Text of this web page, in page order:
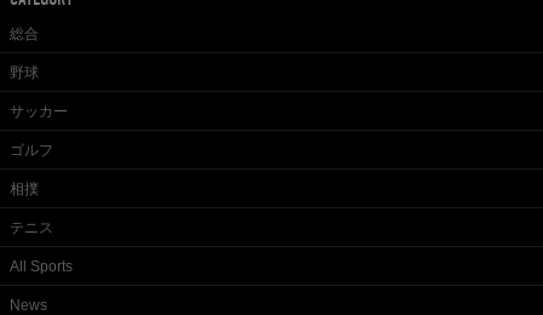
総合
野球
サッカー
ゴルフ
相撲
テニス
All Sports
News